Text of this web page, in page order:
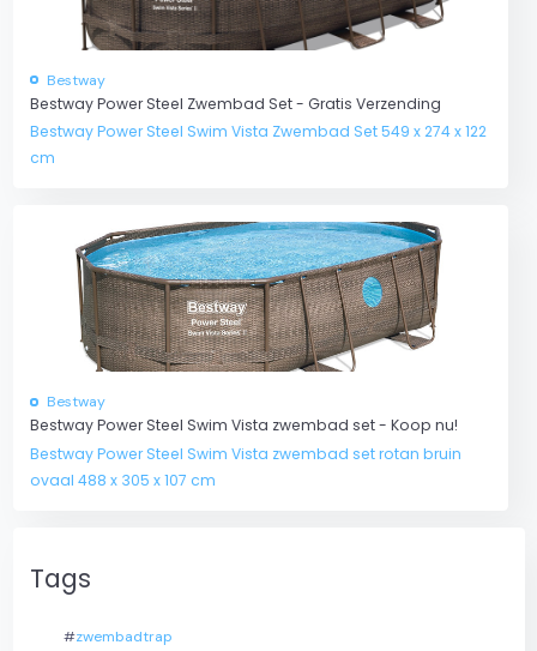
Bestway
Bestway Power Steel Zwembad Set - Gratis Verzending
Bestway Power Steel Swim Vista Zwembad Set 549 x 274 x 122
cm
Bestway
Bestway Power Steel Swim Vista zwembad set - Koop nu!
Bestway Power Steel Swim Vista zwembad set rotan bruin
ovaal 488 x 305 x 107 cm
Tags
#zwembadtrap